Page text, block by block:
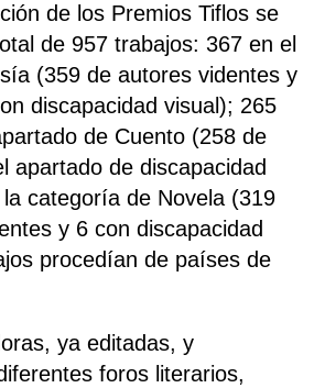
de los Premios Tiflos se
de 957 trabajos: 367 en el
(359 de autores videntes y
discapacidad visual); 265
de Cuento (258 de
apartado de discapacidad
categoría de Novela (319
y 6 con discapacidad
procedían de países de
ya editadas, y
foros literarios,